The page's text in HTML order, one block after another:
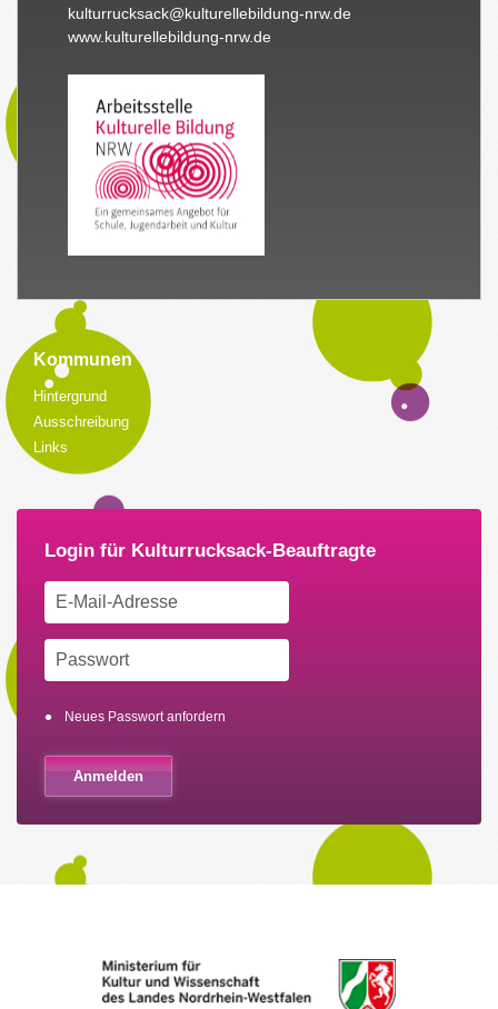
kulturrucksack@kulturellebildung-nrw.de
www.kulturellebildung-nrw.de
Kommunen
Hintergrund
Ausschreibung
Links
Neues Passwort anfordern